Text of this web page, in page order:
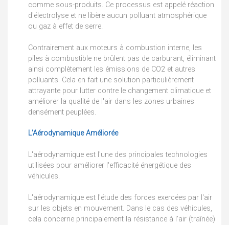
comme sous-produits. Ce processus est appelé réaction
d'électrolyse et ne libère aucun polluant atmosphérique
ou gaz à effet de serre.
Contrairement aux moteurs à combustion interne, les
piles à combustible ne brûlent pas de carburant, éliminant
ainsi complètement les émissions de CO2 et autres
polluants. Cela en fait une solution particulièrement
attrayante pour lutter contre le changement climatique et
améliorer la qualité de l'air dans les zones urbaines
densément peuplées.
L'Aérodynamique Améliorée
L'aérodynamique est l'une des principales technologies
utilisées pour améliorer l'efficacité énergétique des
véhicules.
L'aérodynamique est l'étude des forces exercées par l'air
sur les objets en mouvement. Dans le cas des véhicules,
cela concerne principalement la résistance à l'air (traînée)